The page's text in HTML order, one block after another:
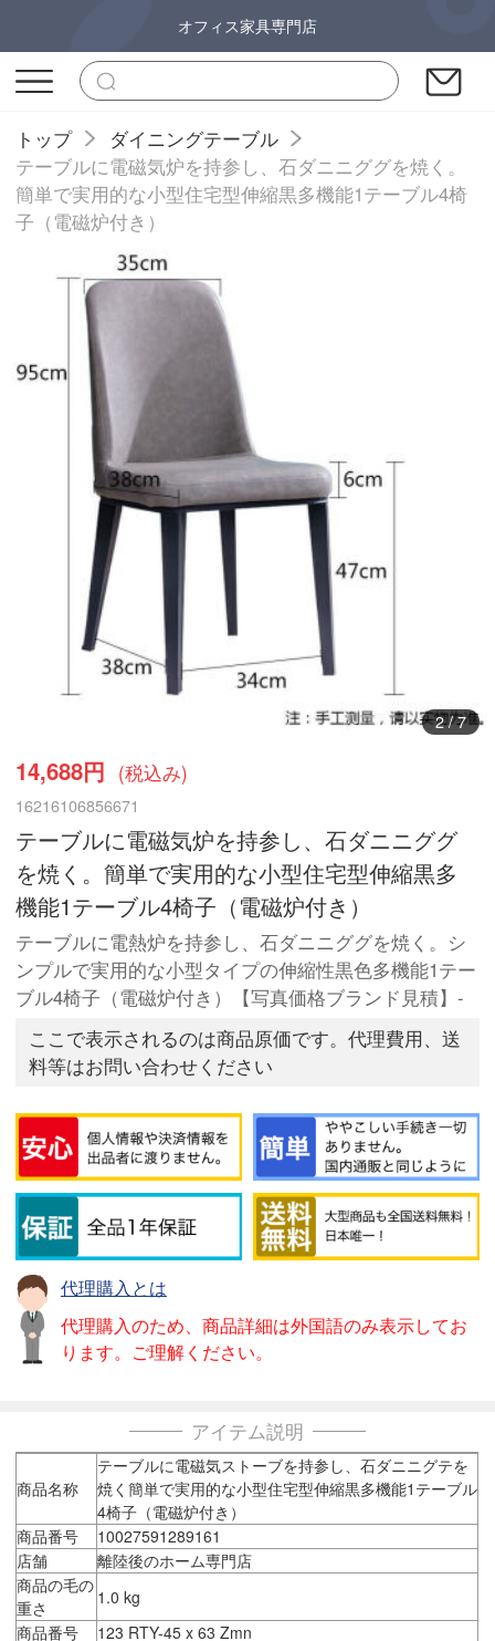
オフィス家具専門店
トップ
ダイニングテーブル
テーブルに電磁気炉を持参し、石ダニニググを焼く。
簡単で実用的な小型住宅型伸縮黒多機能1テーブル4椅
子（電磁炉付き）
2/7
14,688円 (税込み)
16216106856671
テーブルに電磁気炉を持参し、石ダニニググ
を焼く。簡単で実用的な小型住宅型伸縮黒多
機能1テーブル4椅子（電磁炉付き）
テーブルに電熱炉を持参し、石ダニニググを焼く。シ
ンプルで実用的な小型タイプの伸縮性黒色多機能1テー
ブル4椅子（電磁炉付き）【写真価格ブランド見積】-
ここで表示されるのは商品原価です。代理費用、送
料等はお問い合わせください
代理購入とは
代理購入のため、商品詳細は外国語のみ表示してお
ります。ご理解ください。
アイテム説明
商品名称
テーブルに電磁気ストーブを持参し、石ダニニグテを
焼く簡単で実用的な小型住宅型伸縮黒多機能1テーブル
4椅子（電磁炉付き）
商品番号
10027591289161
店舗
離陸後のホーム専門店
商品の毛の
重さ
1.0 kg
商品番号
123 RTY-45 x 63 Zmn